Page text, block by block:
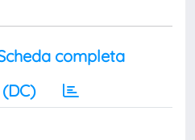
completa